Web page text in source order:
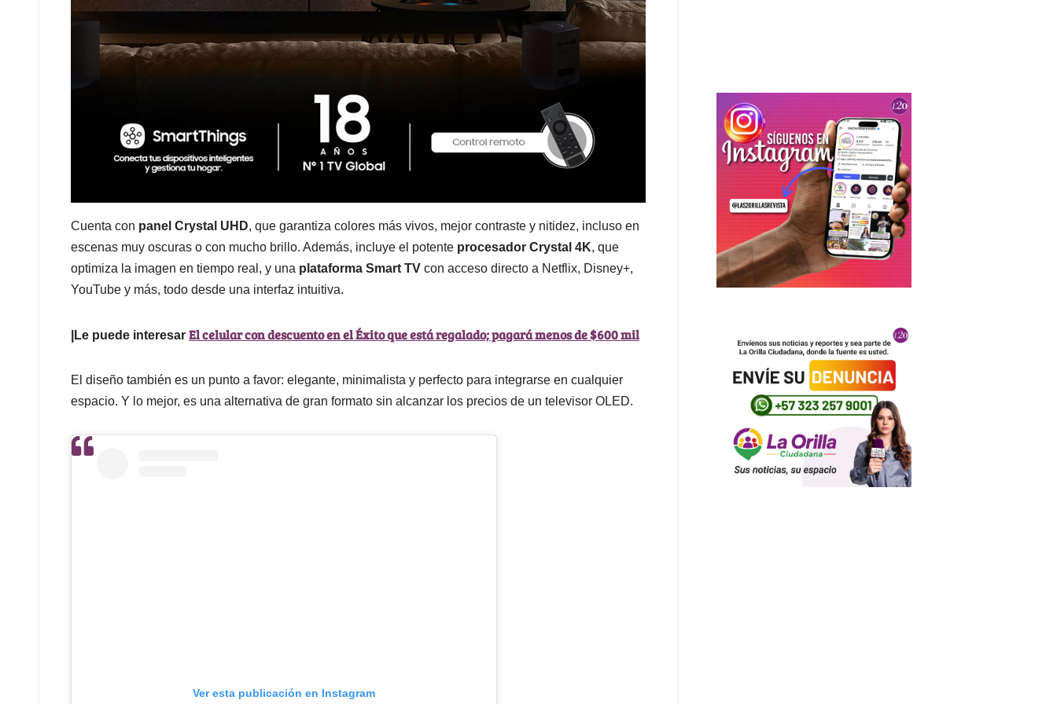
Cuenta con panel Crystal UHD, que garantiza colores más vivos, mejor contraste y nitidez, incluso en
escenas muy oscuras o con mucho brillo. Además, incluye el potente procesador Crystal 4K, que
optimiza la imagen en tiempo real, y una plataforma Smart TV con acceso directo a Netflix, Disney+,
YouTube y más, todo desde una interfaz intuitiva.
|Le puede interesar El celular con descuento en el Éxito que está regalado; pagará menos de $600 mil
El diseño también es un punto a favor: elegante, minimalista y perfecto para integrarse en cualquier
espacio. Y lo mejor, es una alternativa de gran formato sin alcanzar los precios de un televisor OLED.
Ver esta publicación en Instagram